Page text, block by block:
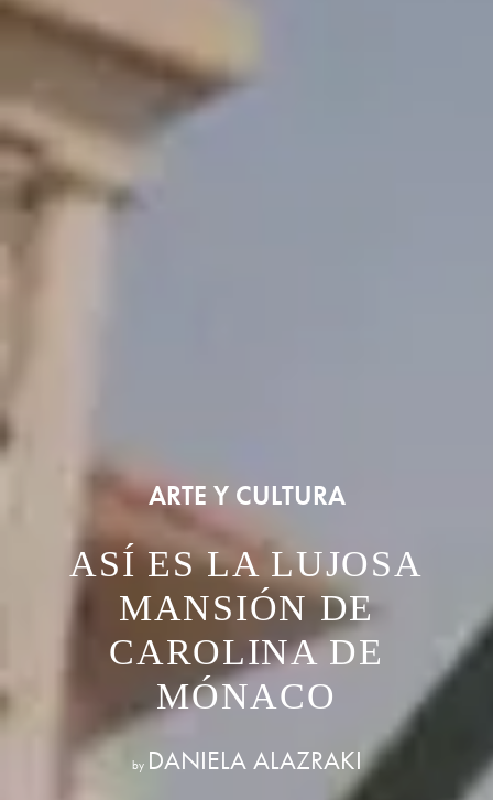
ARTE Y CULTURA
ASÍ ES LA LUJOSA
MANSIÓN DE
CAROLINA DE
MÓNACO
by DANIELA ALAZRAKI